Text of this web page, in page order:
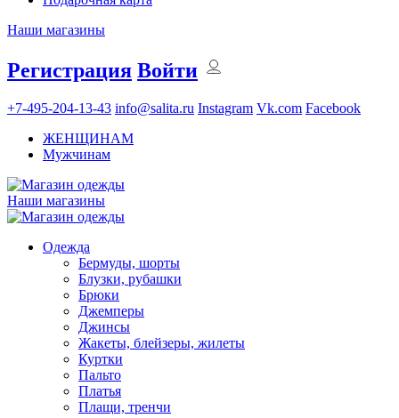
Наши магазины
Регистрация Войти
+7-495-204-13-43 info@salita.ru Instagram Vk.com Facebook
ЖЕНЩИНАМ
Мужчинам
Наши магазины
Одежда
Бермуды, шорты
Блузки, рубашки
Брюки
Джемперы
Джинсы
Жакеты, блейзеры, жилеты
Куртки
Пальто
Платья
Плащи, тренчи